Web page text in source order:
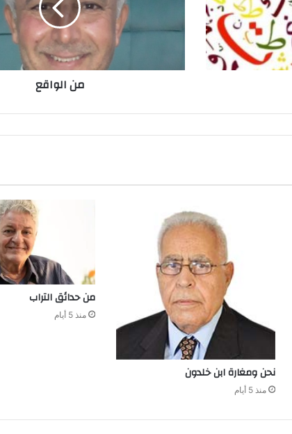
من الواقع
نحن‭ ‬ومغارة ابن‭ ‬خلدون
منذ 5 أيام
من‭ ‬حدائق‭ ‬التراب
منذ 5 أيام